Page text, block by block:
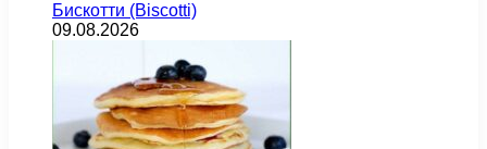
Бискотти (Biscotti)
09.08.2026